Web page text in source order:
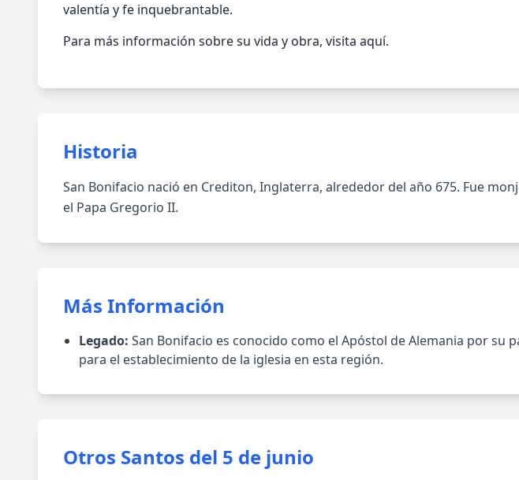
valentía y fe inquebrantable.
Para más información sobre su vida y obra, visita aquí.
Historia
San Bonifacio nació en Crediton, Inglaterra, alrededor del año 675. Fue
el Papa Gregorio II.
Más Información
Legado: San Bonifacio es conocido como el Apóstol de Alemania por
para el establecimiento de la iglesia en esta región.
Otros Santos del 5 de junio